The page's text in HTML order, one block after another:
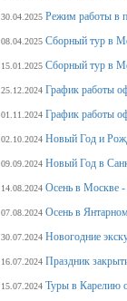
30.04.2025 Режим работы в
08.04.2025 Сборный тур в
15.01.2025 Сборный тур в
25.12.2024 График работы
01.11.2024 График работы
02.10.2024 Новый Год и
09.09.2024 Новый Год в
14.08.2024 Осень в Москве -
07.08.2024 Осень в
30.07.2024 Новогодние
16.07.2024 Праздник
15.07.2024 Туры в Карелию